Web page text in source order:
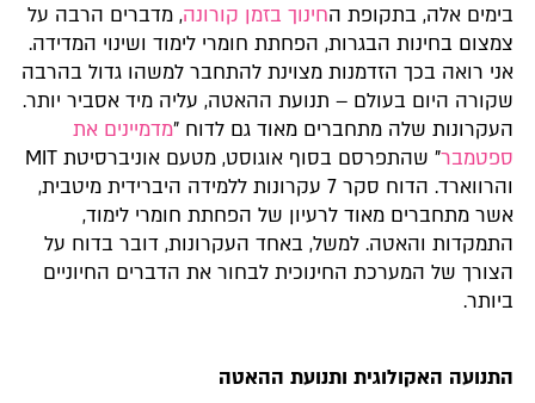
בימים אלה, בתקופת החינוך בזמן קורונה, מדברים הרבה על
צמצום בחינות הבגרות, הפחתת חומרי לימוד ושינוי המדידה.
אני רואה בכך הזדמנות מצוינת להתחבר למשהו גדול בהרבה
שקורה היום בעולם – תנועת ההאטה, עליה מיד אסביר יותר.
העקרונות שלה מתחברים מאוד גם לדוח "מדמיינים את
ספטמבר
" שהתפרסם בסוף אוגוסט, מטעם אוניברסיטת MIT
והרווארד. הדוח סקר 7 עקרונות ללמידה היברידית מיטבית,
אשר מתחברים מאוד לרעיון של הפחתת חומרי לימוד,
התמקדות והאטה. למשל, באחד העקרונות, דובר בדוח על
הצורך של המערכת החינוכית לבחור את הדברים החיוניים
ביותר.
התנועה האקולוגית ותנועת ההאטה